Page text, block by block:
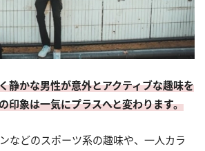
静かな男性が意外とアクティブな趣味を
印象は一気にプラスへと変わります。
などのスポーツ系の趣味や、一人カラ